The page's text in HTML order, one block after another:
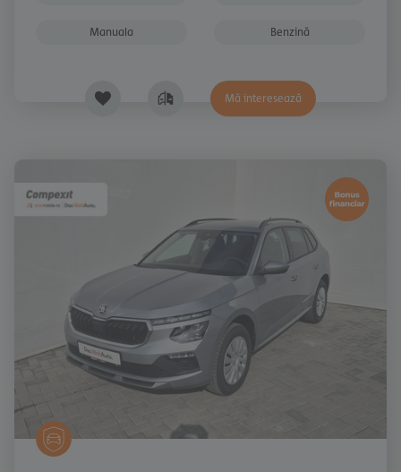
Manuala Benzină
Mă interesează